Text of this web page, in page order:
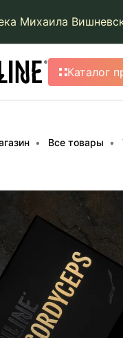
Михаила
Каталог
Все товары